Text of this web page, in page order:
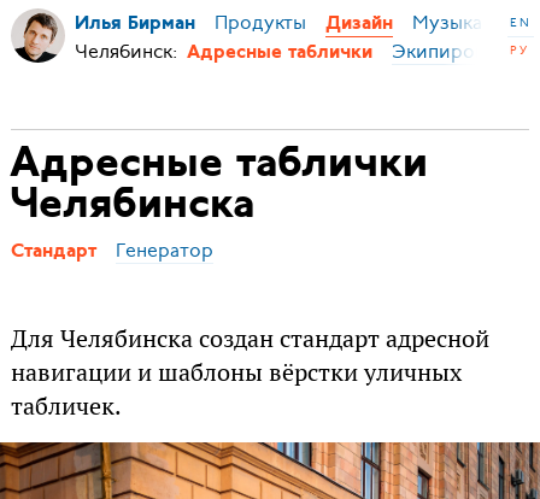
Илья Бирман Продукты Дизайн Музыка
EN
РУ
Челябинск: Адресные таблички Экипировка
Адресные таблички
Челябинска
Стандарт Генератор
Для Челябинска создан стандарт адресной
навигации и шаблоны вёрстки уличных
табличек.